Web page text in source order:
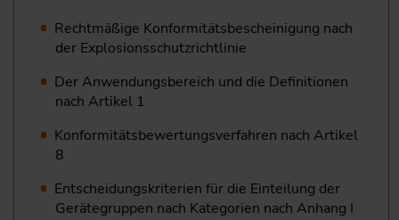
Rechtmäßige Konformitätsbescheinigung nach
der ­Explosionsschutzrichtlinie
Der Anwendungsbereich und die Definitionen
nach Artikel 1
Konformitätsbewertungsverfahren nach Artikel
8
Entscheidungskriterien für die Einteilung der
Gerätegruppen nach Kategorien nach Anhang I